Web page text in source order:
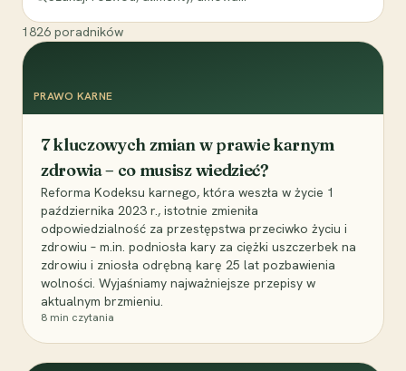
1826 poradników
PRAWO KARNE
7 kluczowych zmian w prawie karnym
zdrowia – co musisz wiedzieć?
Reforma Kodeksu karnego, która weszła w życie 1
października 2023 r., istotnie zmieniła
odpowiedzialność za przestępstwa przeciwko życiu i
zdrowiu – m.in. podniosła kary za ciężki uszczerbek na
zdrowiu i zniosła odrębną karę 25 lat pozbawienia
wolności. Wyjaśniamy najważniejsze przepisy w
aktualnym brzmieniu.
8 min czytania